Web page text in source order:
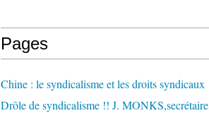
Pages
Chine : le syndicalisme et les droits syndicaux
Drôle de syndicalisme !! J. MONKS,secrétaire